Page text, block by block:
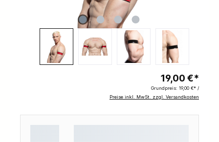
19,00 €*
Grundpreis: 19,00 €* /
Preise inkl. MwSt. zzgl. Versandkosten